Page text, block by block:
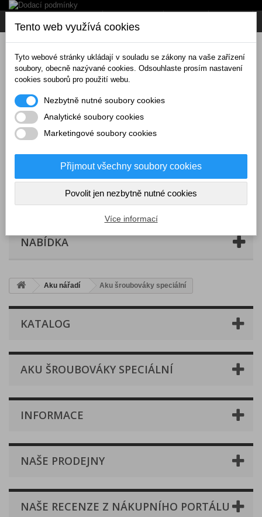
Košík (prázdný)
NABÍDKA
Aku nářadí Aku šroubováky speciální
KATALOG
AKU ŠROUBOVÁKY SPECIÁLNÍ
INFORMACE
NAŠE PRODEJNY
NAŠE RECENZE Z NÁKUPNÍHO PORTÁLU
Tento web využívá cookies
Tyto webové stránky ukládají v souladu se zákony na vaše zařízení
soubory, obecně nazývané cookies. Odsouhlaste prosím nastavení
cookies souborů pro použití webu.
Nezbytně nutné soubory cookies
Analytické soubory cookies
Marketingové soubory cookies
Přijmout všechny soubory cookies
Povolit jen nezbytně nutné cookies
Více informací